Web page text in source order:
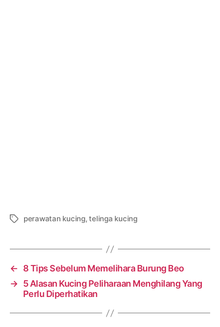
Tagsperawatan kucing,telinga kucing
←
8 Tips Sebelum Memelihara Burung Beo
→ 5 Alasan Kucing Peliharaan Menghilang Yang
Perlu Diperhatikan